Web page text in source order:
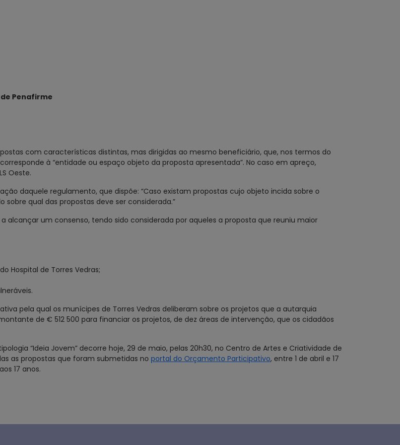
Penafirme
com características distintas, mas dirigidas ao mesmo beneficiário, que, nos termos do
à “entidade ou espaço objeto da proposta apresentada”. No caso em apreço,
Oeste.
daquele regulamento, que dispõe: “Caso existam propostas cujo objeto incida sobre o
qual das propostas deve ser considerada.”
alcançar um consenso, tendo sido considerada por aqueles a proposta que reuniu maior
Hospital de Torres Vedras;
pela qual os munícipes de Torres Vedras deliberam sobre os projetos que a autarquia
de € 512 500 para financiar os projetos, de dez áreas de intervenção, que os cidadãos
“Ideia Jovem” decorre hoje, 29 de maio, pelas 20h30, no Centro de Artes e Criatividade de
as propostas que foram submetidas no portal do Orçamento Participativo, entre 1 de abril e 17
17 anos.